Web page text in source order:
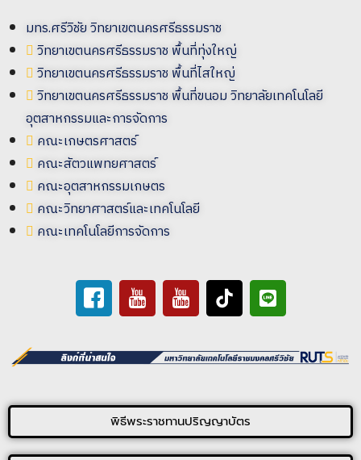
มทร.ศรีวิชัย วิทยาเขตนครศรีธรรมราช
วิทยาเขตนครศรีธรรมราช พื้นที่ทุ่งใหญ่
วิทยาเขตนครศรีธรรมราช พื้นที่ไสใหญ่
วิทยาเขตนครศรีธรรมราช พื้นที่ขนอม วิทยาลัยเทคโนโลยี
อุตสาหกรรมและการจัดการ
คณะเกษตรศาสตร์
คณะสัตวแพทยศาสตร์
คณะอุตสาหกรรมเกษตร
คณะวิทยาศาสตร์และเทคโนโลยี
คณะเทคโนโลยีการจัดการ
พิธีพระราชทานปริญญาบัตร